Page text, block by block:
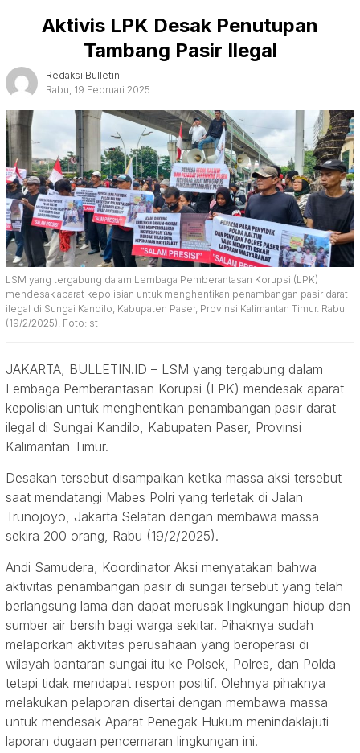
Aktivis LPK Desak Penutupan
Tambang Pasir Ilegal
Redaksi Bulletin
Rabu, 19 Februari 2025
LSM yang tergabung dalam Lembaga Pemberantasan Korupsi (LPK)
mendesak aparat kepolisian untuk menghentikan penambangan pasir darat
ilegal di Sungai Kandilo, Kabupaten Paser, Provinsi Kalimantan Timur. Rabu
(19/2/2025). Foto:Ist
JAKARTA, BULLETIN.ID – LSM yang tergabung dalam
Lembaga Pemberantasan Korupsi (LPK) mendesak aparat
kepolisian untuk menghentikan penambangan pasir darat
ilegal di Sungai Kandilo, Kabupaten Paser, Provinsi
Kalimantan Timur.
Desakan tersebut disampaikan ketika massa aksi tersebut
saat mendatangi Mabes Polri yang terletak di Jalan
Trunojoyo, Jakarta Selatan dengan membawa massa
sekira 200 orang, Rabu (19/2/2025).
Andi Samudera, Koordinator Aksi menyatakan bahwa
aktivitas penambangan pasir di sungai tersebut yang telah
berlangsung lama dan dapat merusak lingkungan hidup dan
sumber air bersih bagi warga sekitar. Pihaknya sudah
melaporkan aktivitas perusahaan yang beroperasi di
wilayah bantaran sungai itu ke Polsek, Polres, dan Polda
tetapi tidak mendapat respon positif. Olehnya pihaknya
melakukan pelaporan disertai dengan membawa massa
untuk mendesak Aparat Penegak Hukum menindaklajuti
laporan dugaan pencemaran lingkungan ini.